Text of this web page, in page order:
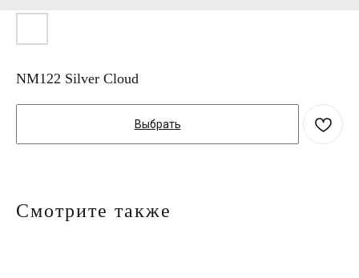
NM122 Silver Cloud
Выбрать
Смотрите также